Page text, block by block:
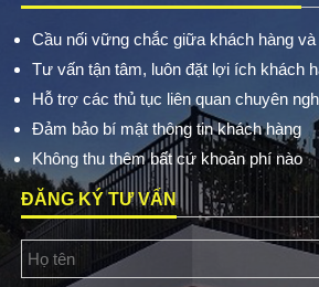
Cầu nối vững chắc giữa khách hàng
Tư vấn tận tâm, luôn đặt lợi ích khách
Hỗ trợ các thủ tục liên quan chuyên
Đảm bảo bí mật thông tin khách hàng
Không thu thêm bất cứ khoản phí nào
ĐĂNG KÝ TƯ VẤN